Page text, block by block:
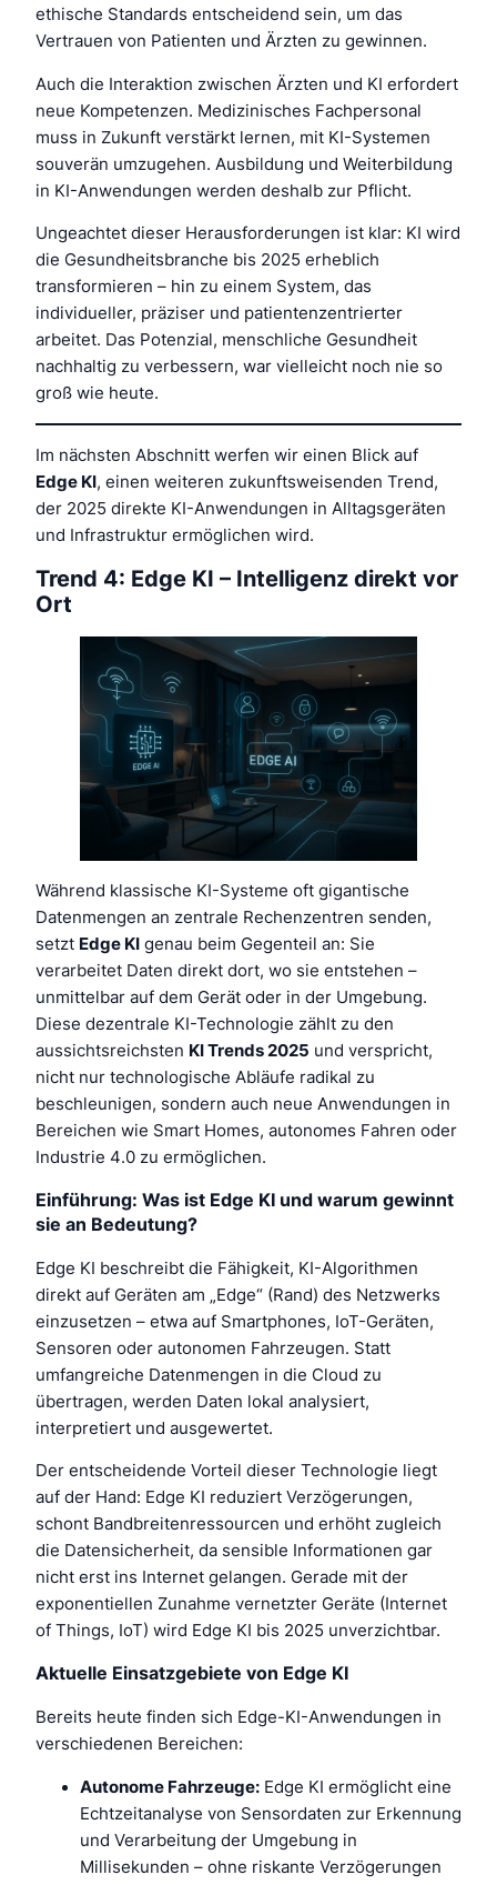
ethische Standards entscheidend sein, um das
Vertrauen von Patienten und Ärzten zu gewinnen.
Auch die Interaktion zwischen Ärzten und KI erfordert
neue Kompetenzen. Medizinisches Fachpersonal
muss in Zukunft verstärkt lernen, mit KI-Systemen
souverän umzugehen. Ausbildung und Weiterbildung
in KI-Anwendungen werden deshalb zur Pflicht.
Ungeachtet dieser Herausforderungen ist klar: KI wird
die Gesundheitsbranche bis 2025 erheblich
transformieren – hin zu einem System, das
individueller, präziser und patientenzentrierter
arbeitet. Das Potenzial, menschliche Gesundheit
nachhaltig zu verbessern, war vielleicht noch nie so
groß wie heute.
Im nächsten Abschnitt werfen wir einen Blick auf
Edge KI, einen weiteren zukunftsweisenden Trend,
der 2025 direkte KI-Anwendungen in Alltagsgeräten
und Infrastruktur ermöglichen wird.
Trend 4: Edge KI – Intelligenz direkt vor
Ort
Während klassische KI-Systeme oft gigantische
Datenmengen an zentrale Rechenzentren senden,
setzt Edge KI genau beim Gegenteil an: Sie
verarbeitet Daten direkt dort, wo sie entstehen –
unmittelbar auf dem Gerät oder in der Umgebung.
Diese dezentrale KI-Technologie zählt zu den
aussichtsreichsten KI Trends 2025 und verspricht,
nicht nur technologische Abläufe radikal zu
beschleunigen, sondern auch neue Anwendungen in
Bereichen wie Smart Homes, autonomes Fahren oder
Industrie 4.0 zu ermöglichen.
Einführung: Was ist Edge KI und warum gewinnt
sie an Bedeutung?
Edge KI beschreibt die Fähigkeit, KI-Algorithmen
direkt auf Geräten am „Edge“ (Rand) des Netzwerks
einzusetzen – etwa auf Smartphones, IoT-Geräten,
Sensoren oder autonomen Fahrzeugen. Statt
umfangreiche Datenmengen in die Cloud zu
übertragen, werden Daten lokal analysiert,
interpretiert und ausgewertet.
Der entscheidende Vorteil dieser Technologie liegt
auf der Hand: Edge KI reduziert Verzögerungen,
schont Bandbreitenressourcen und erhöht zugleich
die Datensicherheit, da sensible Informationen gar
nicht erst ins Internet gelangen. Gerade mit der
exponentiellen Zunahme vernetzter Geräte (Internet
of Things, IoT) wird Edge KI bis 2025 unverzichtbar.
Aktuelle Einsatzgebiete von Edge KI
Bereits heute finden sich Edge-KI-Anwendungen in
verschiedenen Bereichen:
Autonome Fahrzeuge: Edge KI ermöglicht eine
Echtzeitanalyse von Sensordaten zur Erkennung
und Verarbeitung der Umgebung in
Millisekunden – ohne riskante Verzögerungen